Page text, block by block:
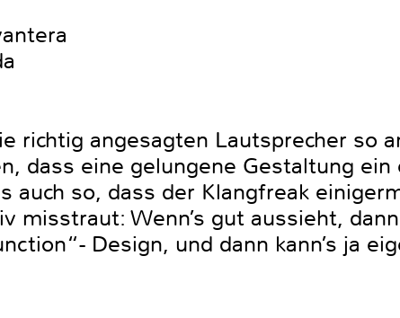
richtig angesagten Lautsprecher so
dass eine gelungene Gestaltung
auch so, dass der Klangfreak
misstraut: Wenn’s gut aussieht,
Design, und dann kann’s ja